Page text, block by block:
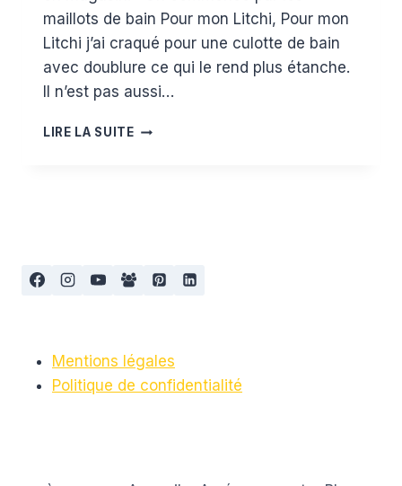
maillots de bain Pour mon Litchi, Pour mon
Litchi j’ai craqué pour une culotte de bain
avec doublure ce qui le rend plus étanche.
Il n’est pas aussi…
LIRE LA SUITEMA
Mentions légales
Politique de confidentialité